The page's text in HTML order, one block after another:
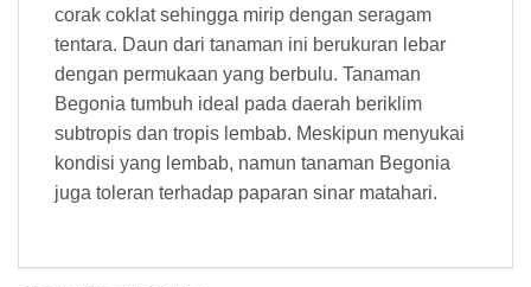
corak coklat sehingga mirip dengan seragam
tentara. Daun dari tanaman ini berukuran lebar
dengan permukaan yang berbulu. Tanaman
Begonia tumbuh ideal pada daerah beriklim
subtropis dan tropis lembab. Meskipun menyukai
kondisi yang lembab, namun tanaman Begonia
juga toleran terhadap paparan sinar matahari.